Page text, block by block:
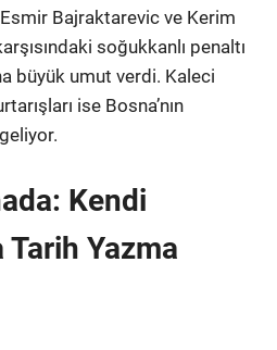
Esmir Bajraktarevic ve Kerim
soğukkanlı penaltı
büyük umut verdi. Kaleci
ise Bosna’nın
Kendi
Tarih Yazma